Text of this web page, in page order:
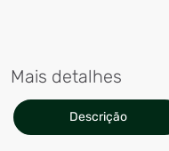
Mais detalhes
Descrição